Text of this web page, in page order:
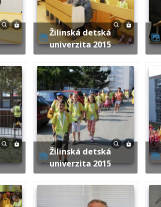
Žilinská detská
univerzita 2015
Žilinská detská
univerzita 2015